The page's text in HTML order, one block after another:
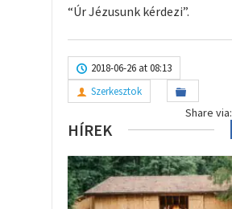
“Úr Jézusunk kérdezi”.
2018-06-26 at 08:13
Szerkesztok
Share via:
HÍREK